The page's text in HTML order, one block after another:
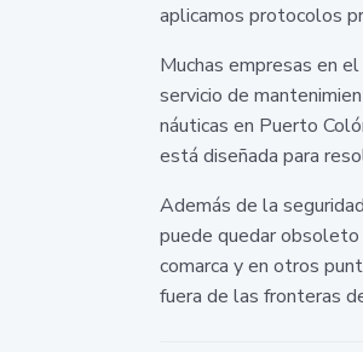
aplicamos protocolos
Muchas empresas en
servicio de
náuticas en Puerto
está diseñada para
Además de la
puede quedar
comarca y en otros
fuera de las fronteras